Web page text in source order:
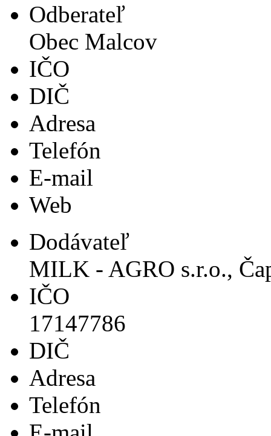
Odberateľ
Obec Malcov
IČO
DIČ
Adresa
Telefón
E-mail
Web
Dodávateľ
MILK - AGRO s.r.o.,
IČO
17147786
DIČ
Adresa
Telefón